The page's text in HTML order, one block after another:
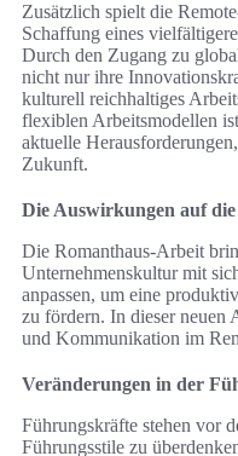
Zusätzlich spielt die
Schaffung eines
Durch den Zugang zu
nicht nur ihre
kulturell reichhaltiges
flexiblen Arbeitsmodellen
aktuelle
Zukunft.
Die Auswirkungen auf
Die Romanthaus-Arbeit
Unternehmenskultur mit
anpassen, um eine
zu fördern. In dieser neuen
und Kommunikation im
Veränderungen in der
Führungskräfte stehen vor
Führungsstile zu